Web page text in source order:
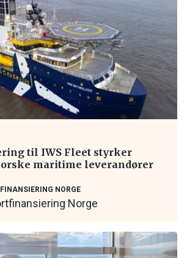
til IWS Fleet styrker
maritime leverandører
NORGE
Norge